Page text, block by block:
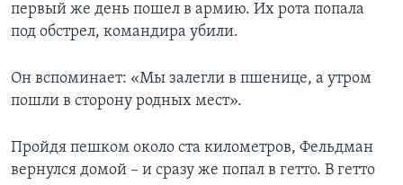
первый же день пошел в армию. Их рота попала
под обстрел, командира убили.
Он вспоминает: «Мы залегли в пшенице, а утром
пошли в сторону родных мест».
Пройдя пешком около ста километров, Фельдман
вернулся домой – и сразу же попал в гетто. В гетто